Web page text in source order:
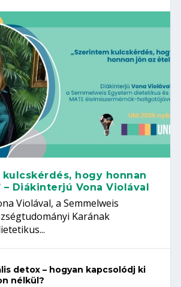
kulcskérdés, hogy honnan
– Diákinterjú Vona Violával
Violával, a Semmelweis
Karának
detox – hogyan kapcsolódj ki
nélkül?